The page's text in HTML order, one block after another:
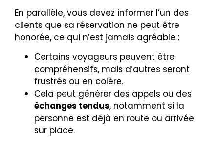
En parallèle, vous devez informer l’un des
clients que sa réservation ne peut être
honorée, ce qui n’est jamais agréable :
Certains voyageurs peuvent être
compréhensifs, mais d’autres seront
frustrés ou en colère.
Cela peut générer des appels ou des
échanges tendus, notamment si la
personne est déjà en route ou arrivée
sur place.